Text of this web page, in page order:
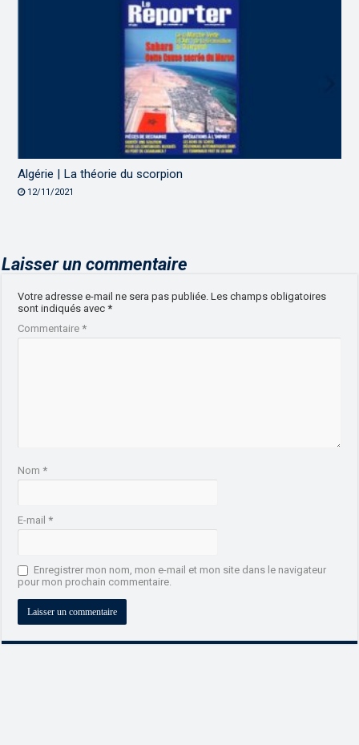
Algérie | La théorie du scorpion
12/11/2021
Laisser un commentaire
Votre adresse e-mail ne sera pas publiée. Les champs obligatoires
sont indiqués avec*
Commentaire*
Nom*
E-mail*
Enregistrer mon nom, mon e-mail et mon site dans le navigateur
pour mon prochain commentaire.